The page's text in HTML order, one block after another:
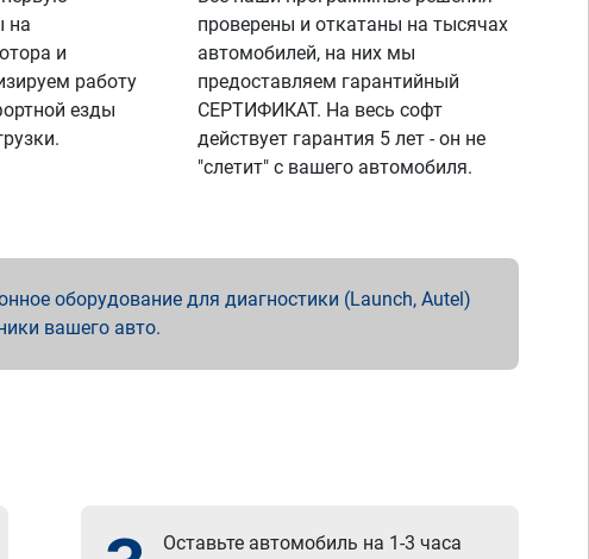
на
и
работу
езды
проверены и откатаны на тысячах
автомобилей, на них мы
предоставляем гарантийный
СЕРТИФИКАТ. На весь софт
действует гарантия 5 лет - он не
"слетит" с вашего автомобиля.
оборудование для диагностики (Launch, Autel)
вашего авто.
Оставьте автомобиль на 1-3 часа